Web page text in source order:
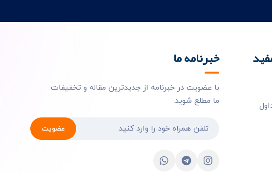
خبرنامه ما
با عضویت در خبرنامه از جدیدترین مقاله و تخفیفات
ما مطلع شوید.
عضویت